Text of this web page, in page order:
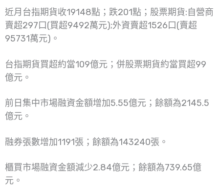
近月台指期貨收19148點；跌201點；股票期貨:自營商
賣超297口(買超9492萬元);外資賣超1526口(賣超
95731萬元)。
台指期貨買超約當109億元；併股票期貨約當買超99
億元。
前日集中市場融資金額增加5.55億元；餘額為2145.5
億元。
融券張數增加1191張；餘額為143240張。
櫃買市場融資金額減少2.84億元；餘額為739.65億
元。